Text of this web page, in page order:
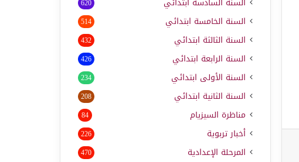
السنة الخامسة ابتدائي 514
السنة الثالثة ابتدائي 432
السنة الرابعة ابتدائي 426
السنة الأولى ابتدائي 234
السنة الثانية ابتدائي 208
مناظرة السيزيام 84
أخبار تربوية 226
المرحلة الإعدادية 470